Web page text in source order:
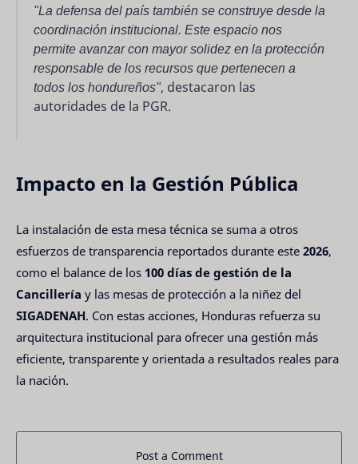
"La defensa del país también se construye desde la
coordinación institucional. Este espacio nos
permite avanzar con mayor solidez en la protección
responsable de los recursos que pertenecen a
todos los hondureños", destacaron las
autoridades de la PGR.
Impacto en la Gestión Pública
La instalación de esta mesa técnica se suma a otros
esfuerzos de transparencia reportados durante este 2026,
como el balance de los 100 días de gestión de la
Cancillería y las mesas de protección a la niñez del
SIGADENAH. Con estas acciones, Honduras refuerza su
arquitectura institucional para ofrecer una gestión más
eficiente, transparente y orientada a resultados reales para
la nación.
Post a Comment